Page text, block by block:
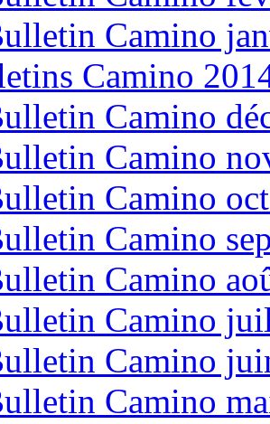
Camino
Camino
Camino
Camino
Camino
Camino
Camino
Camino
Camino
Camino